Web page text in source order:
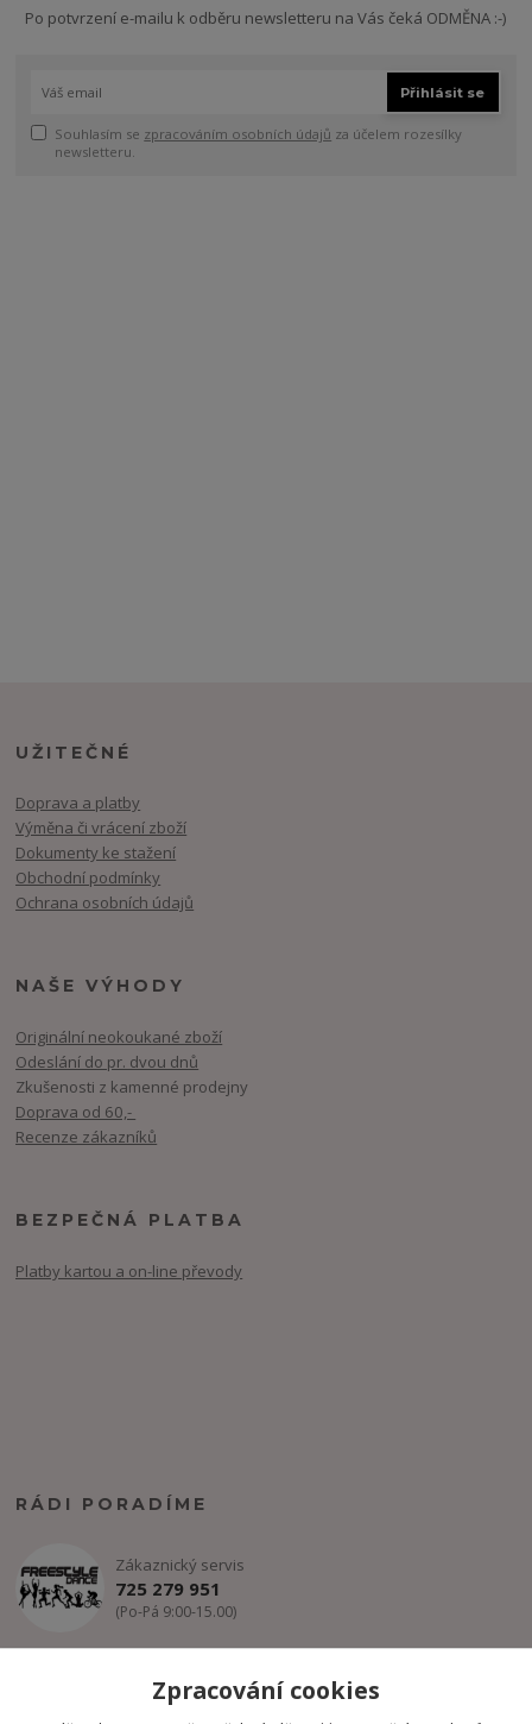
Po potvrzení e-mailu k odběru newsletteru na Vás čeká ODMĚNA :-)
Přihlásit se
Souhlasím se zpracováním osobních údajů za účelem rozesílky
newsletteru.
UŽITEČNÉ
Doprava a platby
Výměna či vrácení zboží
Dokumenty ke stažení
Obchodní podmínky
Ochrana osobních údajů
NAŠE VÝHODY
Originální neokoukané zboží
Odeslání do pr. dvou dnů
Zkušenosti z kamenné prodejny
Doprava od 60,-
Recenze zákazníků
BEZPEČNÁ PLATBA
Platby kartou a on-line převody
RÁDI PORADÍME
Zákaznický servis
725 279 951
(Po-Pá 9:00-15.00)
Zpracování cookies